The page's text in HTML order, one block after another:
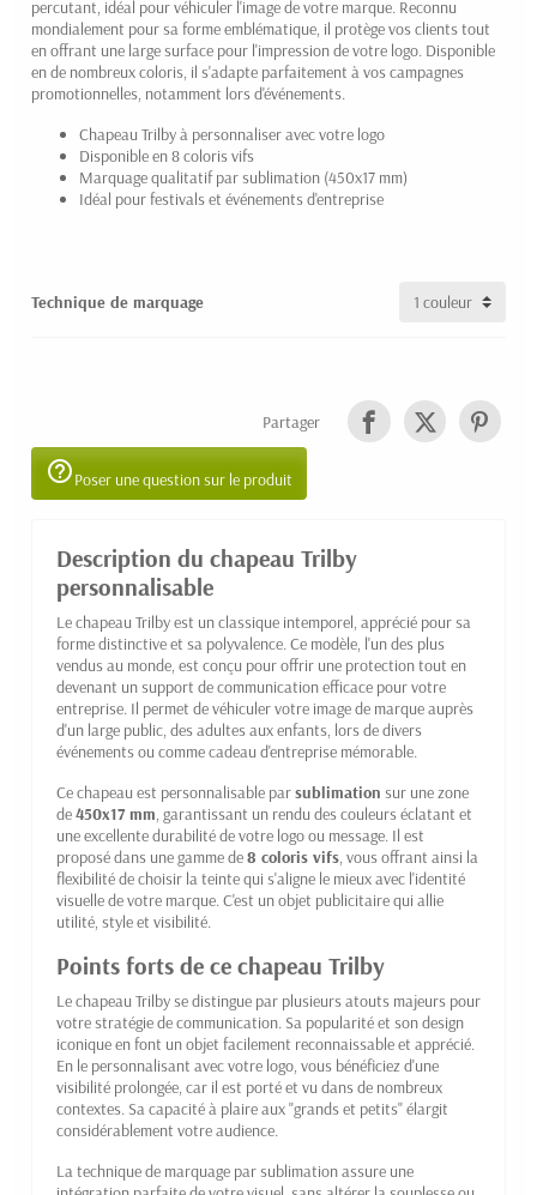
(1 avis)
percutant, idéal pour véhiculer l'image de votre marque. Reconnu
mondialement pour sa forme emblématique, il protège vos clients tout
en offrant une large surface pour l'impression de votre logo. Disponible
en de nombreux coloris, il s'adapte parfaitement à vos campagnes
promotionnelles, notamment lors d'événements.
Chapeau Trilby à personnaliser avec votre logo
Disponible en 8 coloris vifs
Marquage qualitatif par sublimation (450x17 mm)
Idéal pour festivals et événements d'entreprise
Technique de marquage
Partager
help_outlinePoser une question sur le produit
Description du chapeau Trilby
personnalisable
Le chapeau Trilby est un classique intemporel, apprécié pour sa
forme distinctive et sa polyvalence. Ce modèle, l'un des plus
vendus au monde, est conçu pour offrir une protection tout en
devenant un support de communication efficace pour votre
entreprise. Il permet de véhiculer votre image de marque auprès
d'un large public, des adultes aux enfants, lors de divers
événements ou comme cadeau d'entreprise mémorable.
Ce chapeau est personnalisable parsublimation sur une zone
de450x17 mm, garantissant un rendu des couleurs éclatant et
une excellente durabilité de votre logo ou message. Il est
proposé dans une gamme de8 coloris vifs, vous offrant ainsi la
flexibilité de choisir la teinte qui s'aligne le mieux avec l'identité
visuelle de votre marque. C'est un objet publicitaire qui allie
utilité, style et visibilité.
Points forts de ce chapeau Trilby
Le chapeau Trilby se distingue par plusieurs atouts majeurs pour
votre stratégie de communication. Sa popularité et son design
iconique en font un objet facilement reconnaissable et apprécié.
En le personnalisant avec votre logo, vous bénéficiez d'une
visibilité prolongée, car il est porté et vu dans de nombreux
contextes. Sa capacité à plaire aux "grands et petits" élargit
considérablement votre audience.
La technique de marquage par sublimation assure une